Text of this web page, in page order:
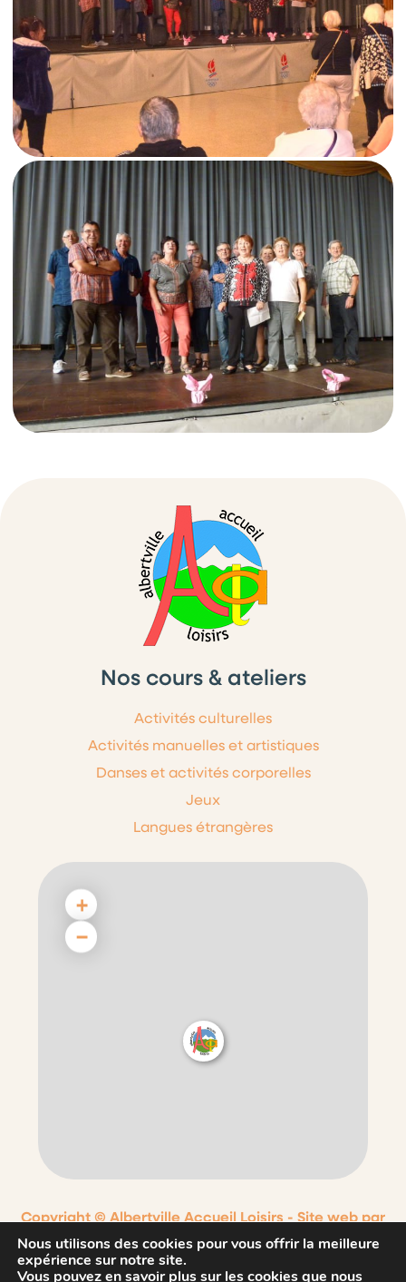
Nous utilisons des cookies pour vous offrir la meilleure
expérience sur notre site.
Vous pouvez en savoir plus sur les cookies que nous
Nos cours & ateliers
Activités culturelles
Activités manuelles et artistiques
Danses et activités corporelles
Jeux
Langues étrangères
+
−
Copyright © Albertville Accueil Loisirs - Site web par
Nouvel Oeil
ContactMentions légales